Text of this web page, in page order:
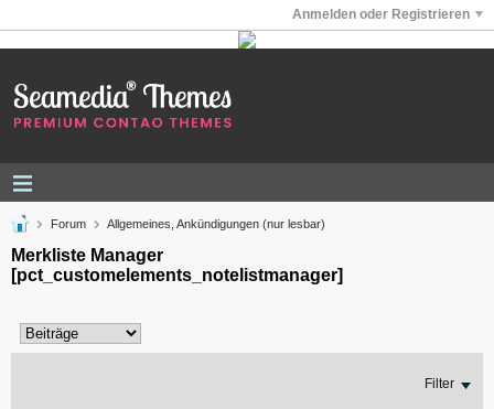
Anmelden oder Registrieren
Forum Allgemeines, Ankündigungen (nur lesbar)
Merkliste Manager
[pct_customelements_notelistmanager]
Filter